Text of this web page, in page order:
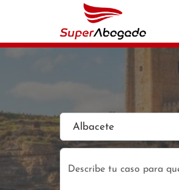
Albacete